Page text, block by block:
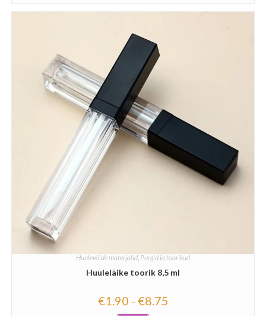
Huulevõide materjalid, Purgid ja toorikud
Huuleläike toorik 8,5 ml
€1.90 –€8.75